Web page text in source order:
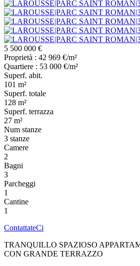
5 500 000 €
Proprietà : 42 969 €/m²
Quartiere : 53 000 €/m²
Superf. abit.
101 m²
Superf. totale
128 m²
Superf. terrazza
27 m²
Num stanze
3 stanze
Camere
2
Bagni
3
Parcheggi
1
Cantine
1
ContattateCi
TRANQUILLO SPAZIOSO
CON GRANDE TERRAZZO